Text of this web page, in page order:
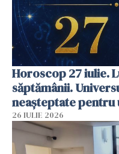
Horoscop 27 iulie.
săptămânii.
neașteptate pentru
26 IULIE 2026